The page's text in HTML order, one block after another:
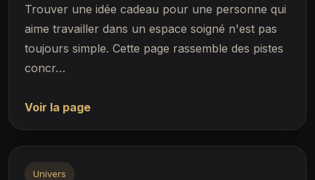
Trouver une idée cadeau pour une personne qui
aime travailler dans un espace soigné n'est pas
toujours simple. Cette page rassemble des pistes
concr…
Voir la page
Univers